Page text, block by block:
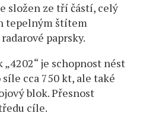
složen ze tří částí, celý
tepelným štítem
paprsky.
je schopnost nést
cca 750 kt, ale také
blok. Přesnost
cíle.